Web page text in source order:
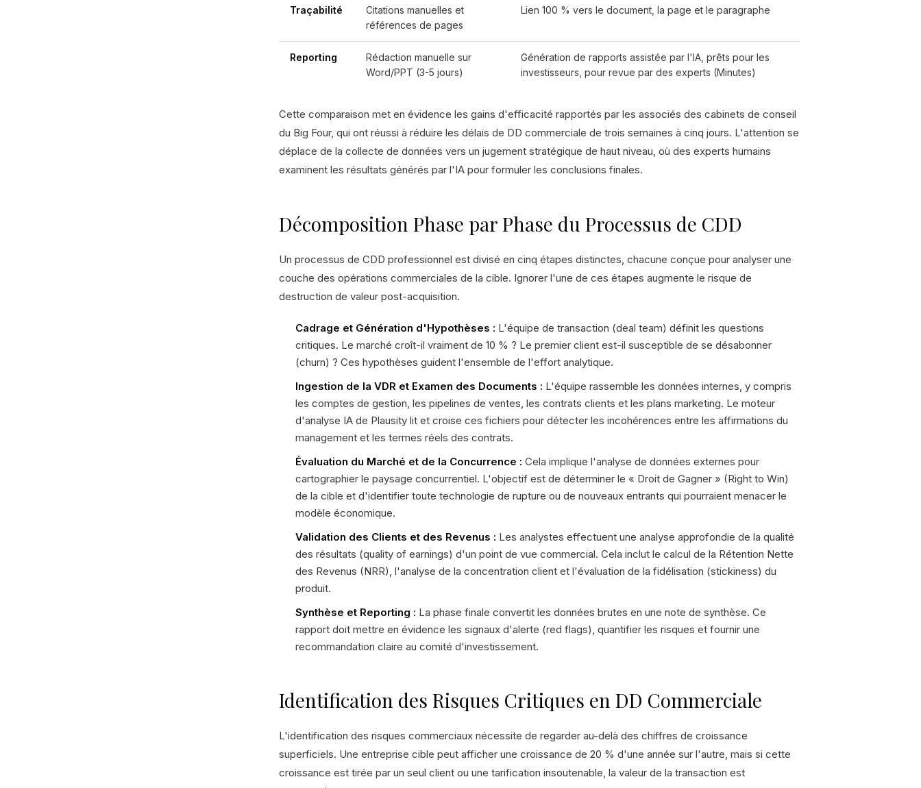
Traçabilité
Citations manuelles et
références de pages
Lien 100 % vers le document, la page et le paragraphe
Reporting
Rédaction manuelle sur
Word/PPT (3-5 jours)
Génération de rapports assistée par l'IA, prêts pour les
investisseurs, pour revue par des experts (Minutes)
Cette comparaison met en évidence les gains d'efficacité rapportés par les associés des cabinets de conseil
du Big Four, qui ont réussi à réduire les délais de DD commerciale de trois semaines à cinq jours. L'attention se
déplace de la collecte de données vers un jugement stratégique de haut niveau, où des experts humains
examinent les résultats générés par l'IA pour formuler les conclusions finales.
Décomposition Phase par Phase du Processus de CDD
Un processus de CDD professionnel est divisé en cinq étapes distinctes, chacune conçue pour analyser une
couche des opérations commerciales de la cible. Ignorer l'une de ces étapes augmente le risque de
destruction de valeur post-acquisition.
Cadrage et Génération d'Hypothèses : L'équipe de transaction (deal team) définit les questions
critiques. Le marché croît-il vraiment de 10 % ? Le premier client est-il susceptible de se désabonner
(churn) ? Ces hypothèses guident l'ensemble de l'effort analytique.
Ingestion de la VDR et Examen des Documents : L'équipe rassemble les données internes, y compris
les comptes de gestion, les pipelines de ventes, les contrats clients et les plans marketing. Le moteur
d'analyse IA de Plausity lit et croise ces fichiers pour détecter les incohérences entre les affirmations du
management et les termes réels des contrats.
Évaluation du Marché et de la Concurrence : Cela implique l'analyse de données externes pour
cartographier le paysage concurrentiel. L'objectif est de déterminer le « Droit de Gagner » (Right to Win)
de la cible et d'identifier toute technologie de rupture ou de nouveaux entrants qui pourraient menacer le
modèle économique.
Validation des Clients et des Revenus : Les analystes effectuent une analyse approfondie de la qualité
des résultats (quality of earnings) d'un point de vue commercial. Cela inclut le calcul de la Rétention Nette
des Revenus (NRR), l'analyse de la concentration client et l'évaluation de la fidélisation (stickiness) du
produit.
Synthèse et Reporting : La phase finale convertit les données brutes en une note de synthèse. Ce
rapport doit mettre en évidence les signaux d'alerte (red flags), quantifier les risques et fournir une
recommandation claire au comité d'investissement.
Identification des Risques Critiques en DD Commerciale
L'identification des risques commerciaux nécessite de regarder au-delà des chiffres de croissance
superficiels. Une entreprise cible peut afficher une croissance de 20 % d'une année sur l'autre, mais si cette
croissance est tirée par un seul client ou une tarification insoutenable, la valeur de la transaction est